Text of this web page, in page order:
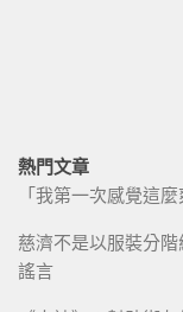
熱門文章
「我第一次感覺這
慈濟不是以服裝分
謠言